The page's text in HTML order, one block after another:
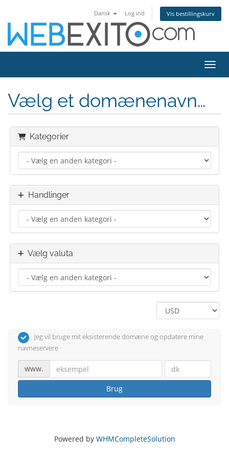
Dansk Log ind Vis bestillingskurv
Skift
Vælg et domænenavn…
Kategorier
Handlinger
Vælg valuta
Jeg vil bruge mit eksisterende domæne og opdatere mine
navneservere
www.
Brug
Powered by WHMCompleteSolution